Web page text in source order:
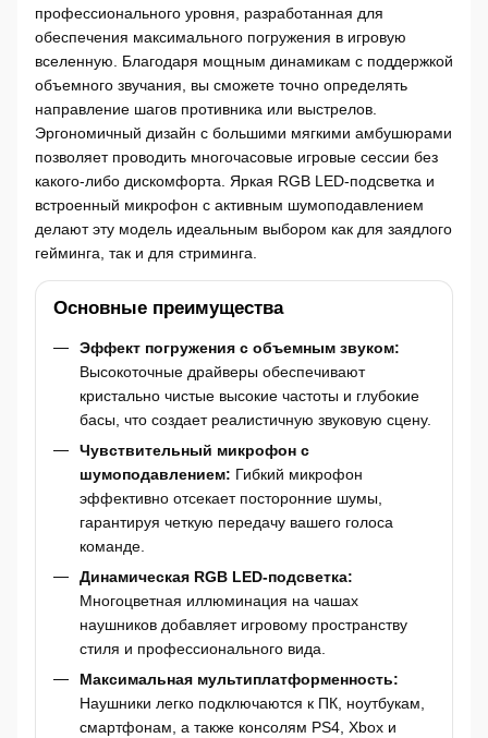
профессионального уровня, разработанная для
обеспечения максимального погружения в игровую
вселенную. Благодаря мощным динамикам с поддержкой
объемного звучания, вы сможете точно определять
направление шагов противника или выстрелов.
Эргономичный дизайн с большими мягкими амбушюрами
позволяет проводить многочасовые игровые сессии без
какого-либо дискомфорта. Яркая RGB LED-подсветка и
встроенный микрофон с активным шумоподавлением
делают эту модель идеальным выбором как для заядлого
гейминга, так и для стриминга.
Основные преимущества
Эффект погружения с объемным звуком:
Высокоточные драйверы обеспечивают
кристально чистые высокие частоты и глубокие
басы, что создает реалистичную звуковую сцену.
Чувствительный микрофон с
шумоподавлением: Гибкий микрофон
эффективно отсекает посторонние шумы,
гарантируя четкую передачу вашего голоса
команде.
Динамическая RGB LED-подсветка:
Многоцветная иллюминация на чашах
наушников добавляет игровому пространству
стиля и профессионального вида.
Максимальная мультиплатформенность:
Наушники легко подключаются к ПК, ноутбукам,
смартфонам, а также консолям PS4, Xbox и